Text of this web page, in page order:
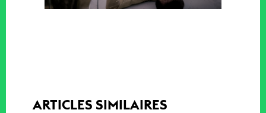
ARTICLES SIMILAIRES